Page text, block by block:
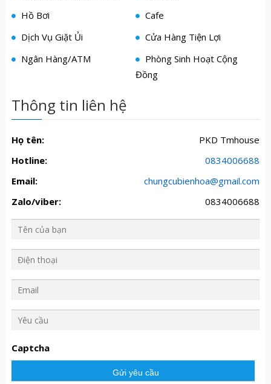
Hồ Bơi
Cafe
Dịch Vụ Giặt Ủi
Cửa Hàng Tiện Lợi
Ngân Hàng/ATM
Phòng Sinh Hoạt Cộng
Đồng
Thông tin liên hệ
Họ tên:
PKD Tmhouse
Hotline:
0834006688
Email:
chungcubienhoa@gmail.com
Zalo/viber:
0834006688
c
ầ
Captcha